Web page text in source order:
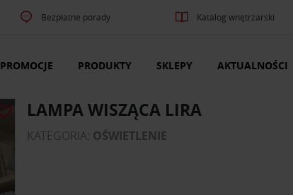
Bezpłatne porady Katalog wnętrzarski
PROMOCJE PRODUKTY SKLEPY AKTUALNOŚCI
LAMPA WISZĄCA LIRA
KATEGORIA: OŚWIETLENIE